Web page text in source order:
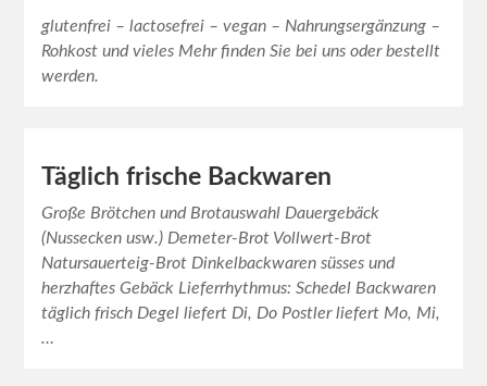
glutenfrei – lactosefrei – vegan – Nahrungsergänzung –
Rohkost und vieles Mehr finden Sie bei uns oder bestellt
werden.
Täglich frische Backwaren
Große Brötchen und Brotauswahl Dauergebäck
(Nussecken usw.) Demeter-Brot Vollwert-Brot
Natursauerteig-Brot Dinkelbackwaren süsses und
herzhaftes Gebäck Lieferrhythmus: Schedel Backwaren
täglich frisch Degel liefert Di, Do Postler liefert Mo, Mi,
…